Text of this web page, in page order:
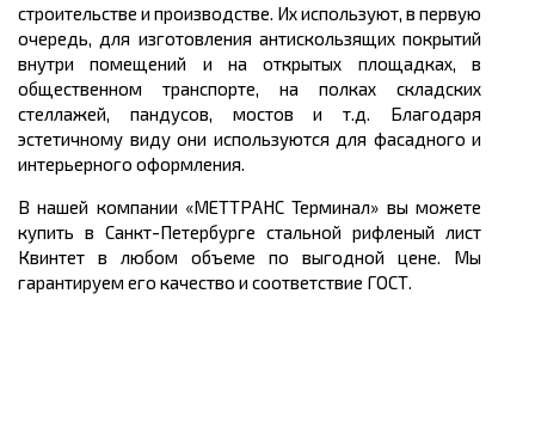
строительстве и производстве. Их используют, в первую
очередь, для изготовления антискользящихпокрытий
внутри помещений и на открытых площадках, в
общественном транспорте, на полках складских
стеллажей, пандусов, мостов и т.д. Благодаря
эстетичному виду они используются для фасадного и
интерьерного оформления.
В нашей компании «МЕТТРАНС Терминал» вы можете
купить в Санкт-Петербурге стальной рифленый лист
Квинтет в любом объеме по выгодной цене. Мы
гарантируем его качество и соответствие ГОСТ.